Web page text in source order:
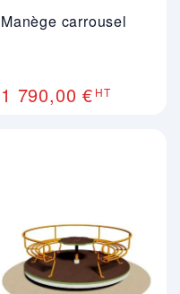
Manège carrousel
1 790,00 € HT